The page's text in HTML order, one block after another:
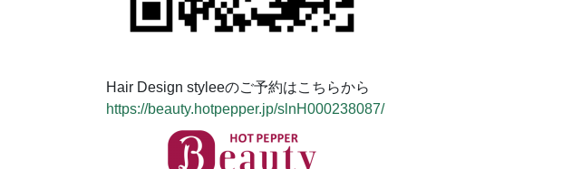
Hair Design styleeのご予約はこちらから
https://beauty.hotpepper.jp/slnH000238087/